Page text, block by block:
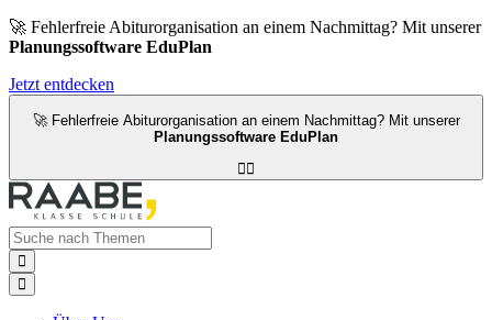
🚀 Fehlerfreie Abiturorganisation an einem Nachmittag? Mit unserer
Planungssoftware EduPlan
Jetzt entdecken
🚀 Fehlerfreie Abiturorganisation an einem Nachmittag? Mit unserer
Planungssoftware EduPlan


